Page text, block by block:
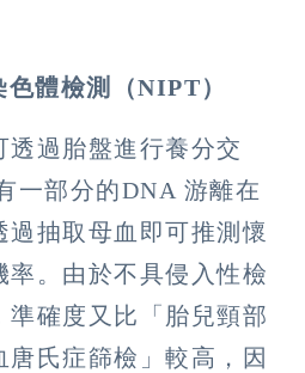
體檢測（NIPT）
透過胎盤進行養分交
一部分的DNA 游離在
過抽取母血即可推測懷
率。由於不具侵入性檢
準確度又比「胎兒頸部
氏症篩檢」較高，因